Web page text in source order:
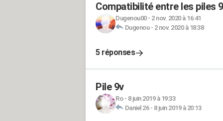
Compatibilité entre les piles
Dugenou00- 2 nov. 2020 à 16:41
Dugenou- 2 nov. 2020 à 18:38
5 réponses
Pile 9v
Ro- 8 juin 2019 à 19:33
Daniel 26- 8 juin 2019 à 20:13